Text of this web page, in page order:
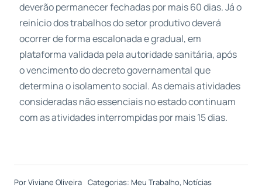
deverão permanecer fechadas por mais 60 dias. Já o
reinício dos trabalhos do setor produtivo deverá
ocorrer de forma escalonada e gradual, em
plataforma validada pela autoridade sanitária, após
o vencimento do decreto governamental que
determina o isolamento social. As demais atividades
consideradas não essenciais no estado continuam
com as atividades interrompidas por mais 15 dias.
PorViviane Oliveira Categorias: Meu Trabalho, Notícias